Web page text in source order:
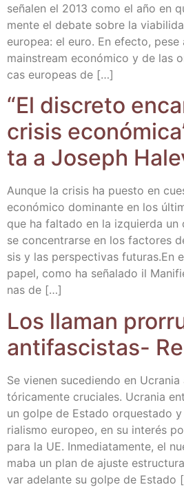
seña­len el 2013 como el año en
men­te el deba­te sobre la
euro­pea: el euro. En efec­to,
mains­tream eco­nó­mi­co y de las
cas euro­peas de […]
“El dis­cre­to
cri­sis
ta a Joseph
Aun­que la cri­sis ha pues­to en
eco­nó­mi­co domi­nan­te en los
que ha fal­ta­do en la izquier­da un
se con­cen­trar­se en los fac­to­res
sis y las pers­pec­ti­vas futuras.En
papel, como ha seña­la­do il
nas de […]
Los lla­man
anti­fas­cis­tas-
Se vie­nen suce­dien­do en
tó­ri­ca­men­te cru­cia­les. Ucra­nia
un gol­pe de Esta­do orques­ta­do
ria­lis­mo euro­peo, en su inte­rés
para la UE. Inme­dia­ta­men­te, el
ma­ba un plan de ajus­te
var ade­lan­te su gol­pe de Estado